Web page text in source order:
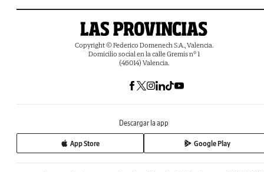
Copyright © Federico Domenech S.A., Valencia.
Domicilio social en la calle Gremis nº 1
(46014) Valencia.
Descargar la app
App Store Google Play